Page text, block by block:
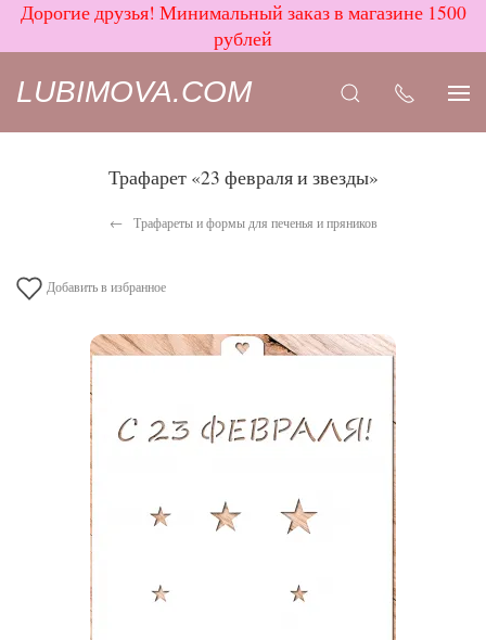
Дорогие друзья! Минимальный заказ в магазине 1500
рублей
LUBIMOVA.COM
Трафарет «23 февраля и звезды»
Трафареты и формы для печенья и пряников
Добавить в избранное